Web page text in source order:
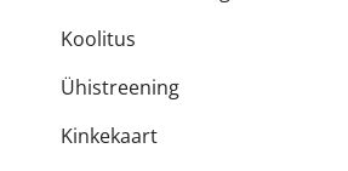
Koolitus
Ühistreening
Kinkekaart